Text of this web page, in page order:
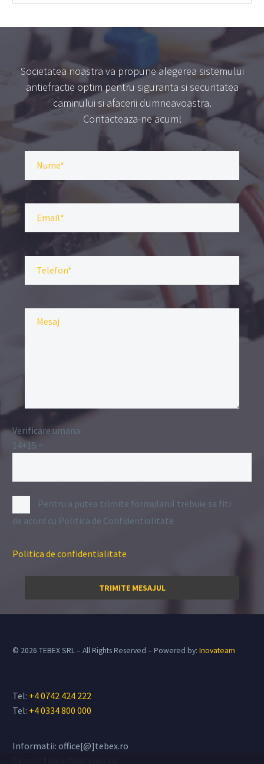
Societatea noastra va propune alegerea sistemului
antiefractie optim pentru siguranta si securitatea
caminului si afacerii dumneavoastra.
Contacteaza-ne acum!
Verificare umana:
14+15 =
Pentru a putea trimite formularul trebuie sa fiti
de acord cu Politica de Confidentialitate
Politica de confidentialitate
© 2026 TEBEX SRL – All Rights Reserved – Powered by: Inovateam
Tel: +4 0742 424 222
Tel: +4 0334 800 000
Informatii: office[@]tebex.ro